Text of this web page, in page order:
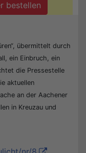
bestellen
übermittelt durch
ein Einbruch, ein
die Pressestelle
aktuellen
an der Aachener
in Kreuzau und